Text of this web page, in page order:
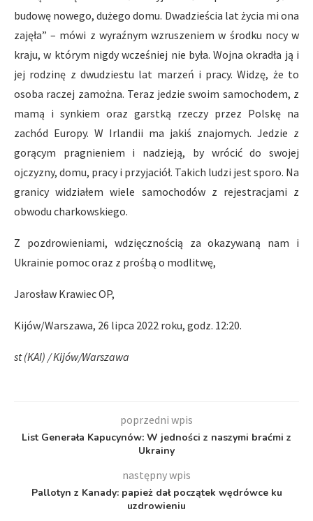
budowę nowego, dużego domu. Dwadzieścia lat życia mi ona
zajęła” – mówi z wyraźnym wzruszeniem w środku nocy w
kraju, w którym nigdy wcześniej nie była. Wojna okradła ją i
jej rodzinę z dwudziestu lat marzeń i pracy. Widzę, że to
osoba raczej zamożna. Teraz jedzie swoim samochodem, z
mamą i synkiem oraz garstką rzeczy przez Polskę na
zachód Europy. W Irlandii ma jakiś znajomych. Jedzie z
gorącym pragnieniem i nadzieją, by wrócić do swojej
ojczyzny, domu, pracy i przyjaciół. Takich ludzi jest sporo. Na
granicy widziałem wiele samochodów z rejestracjami z
obwodu charkowskiego.
Z pozdrowieniami, wdzięcznością za okazywaną nam i
Ukrainie pomoc oraz z prośbą o modlitwę,
Jarosław Krawiec OP,
Kijów/Warszawa, 26 lipca 2022 roku, godz. 12:20.
st (KAI) / Kijów/Warszawa
poprzedni wpis
List Generała Kapucynów: W jedności z naszymi braćmi z
Ukrainy
następny wpis
Pallotyn z Kanady: papież dał początek wędrówce ku
uzdrowieniu